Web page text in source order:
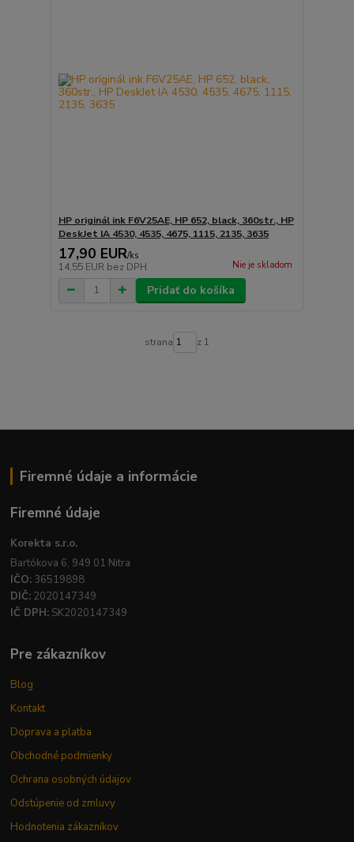
HP originál ink F6V25AE, HP 652, black, 360str., HP
DeskJet IA 4530, 4535, 4675, 1115, 2135, 3635
17,90 EUR/ks
14,55 EUR bez DPH Nie je skladom
Pridať do košíka
strana z 1
Firemné údaje a informácie
Firemné údaje
Korekta s.r.o.
Bartókova 6, 949 01 Nitra
IČO: 36519898
DIČ: 2020147349
IČ DPH: SK2020147349
Pre zákazníkov
Blog
Kontakt
Doprava a platba
Obchodné podmienky
Ochrana osobných údajov
Odstúpenie od zmluvy
Hodnotenia zákazníkov